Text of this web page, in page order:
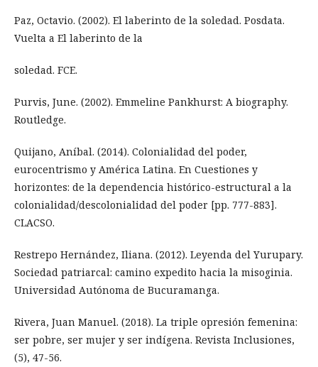
Paz, Octavio. (2002). El laberinto de la soledad. Posdata.
Vuelta a El laberinto de la
soledad. FCE.
Purvis, June. (2002). Emmeline Pankhurst: A biography.
Routledge.
Quijano, Aníbal. (2014). Colonialidad del poder,
eurocentrismo y América Latina. En Cuestiones y
horizontes: de la dependencia histórico-estructural a la
colonialidad/descolonialidad del poder [pp. 777-883].
CLACSO.
Restrepo Hernández, Iliana. (2012). Leyenda del Yurupary.
Sociedad patriarcal: camino expedito hacia la misoginia.
Universidad Autónoma de Bucuramanga.
Rivera, Juan Manuel. (2018). La triple opresión femenina:
ser pobre, ser mujer y ser indígena. Revista Inclusiones,
(5), 47-56.